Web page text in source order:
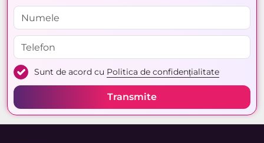
Sunt de acord cu Politica de confidențialitate
Transmite